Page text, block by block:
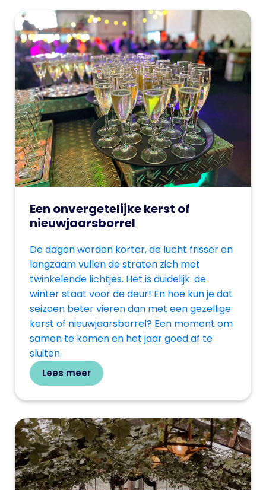
Een onvergetelijke kerst of
nieuwjaarsborrel
De dagen worden korter, de lucht frisser en
langzaam vullen de straten zich met
twinkelende lichtjes. Het is duidelijk: de
winter staat voor de deur! En hoe kun je dat
seizoen beter vieren dan met een gezellige
kerst of nieuwjaarsborrel? Een moment om
samen te komen en het jaar goed af te
sluiten.
Lees meer